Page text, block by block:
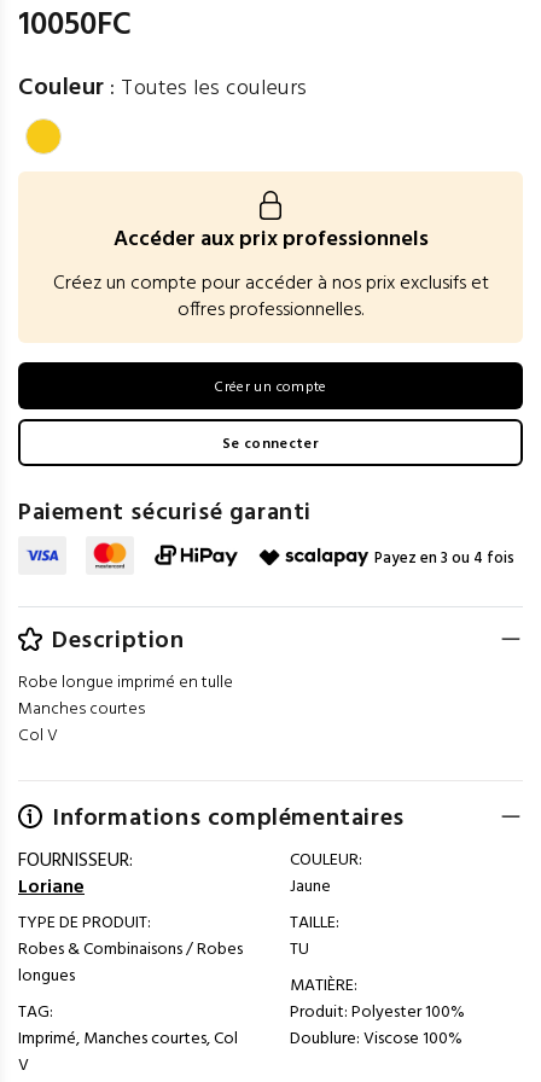
10050FC
Couleur : Toutes les couleurs
Accéder aux prix professionnels
Créez un compte pour accéder à nos prix exclusifs et
offres professionnelles.
Créer un compte
Se connecter
Paiement sécurisé garanti
Payez en 3 ou 4 fois
Description
Robe longue imprimé en tulle
Manches courtes
Col V
Informations complémentaires
FOURNISSEUR:
Loriane
TYPE DE PRODUIT:
Robes & Combinaisons / Robes
longues
TAG:
Imprimé, Manches courtes, Col
V
COULEUR:
Jaune
TAILLE:
TU
MATIÈRE:
Produit: Polyester 100%
Doublure: Viscose 100%